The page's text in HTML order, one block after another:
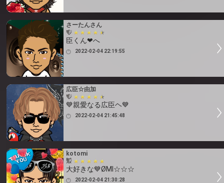
さーたんさん
臣くん❤へ
2022-02-04 22:19:55
広臣☆由加
💙親愛なる広臣ヘ💙
2022-02-04 21:45:48
kotomi
大好きな💙ØMI☆☆☆
2022-02-04 21:30:28